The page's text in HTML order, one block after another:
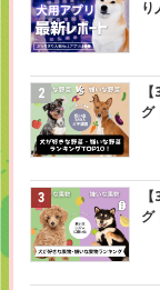
グ
グ